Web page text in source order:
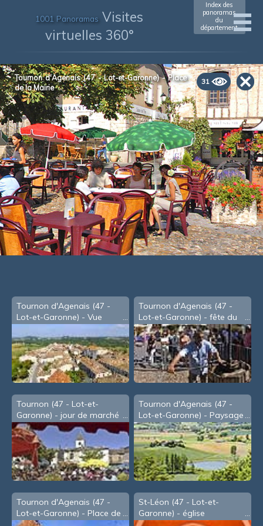
1001 Panoramas Visites
virtuelles 360°
Index des
panoramas
du
département
31
Tournon d'Agenais (47 - Lot-et-Garonne) - Place
de la Mairie
Tournon d'Agenais (47 -
Lot-et-Garonne) - Vue
Tournon d'Agenais (47 -
Lot-et-Garonne) - fête du
Cidre, en Août
Tournon (47 - Lot-et-
Garonne) - jour de marché
Tournon d'Agenais (47 -
Lot-et-Garonne) - Paysage
vu de la table d'orientation
Tournon d'Agenais (47 -
Lot-et-Garonne) - Place de
St-Léon (47 - Lot-et-
Garonne) - église